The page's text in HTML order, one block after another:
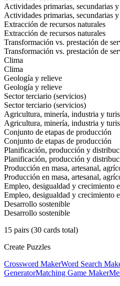
Actividades primarias, secundarias
Actividades primarias, secundarias
Extracción de recursos naturales
Extracción de recursos naturales
Transformación vs. prestación de
Transformación vs. prestación de
Clima
Clima
Geología y relieve
Geología y relieve
Sector terciario (servicios)
Sector terciario (servicios)
Agricultura, minería, industria y
Agricultura, minería, industria y
Conjunto de etapas de producción
Conjunto de etapas de producción
Planificación, producción y
Planificación, producción y
Producción en masa, artesanal,
Producción en masa, artesanal,
Empleo, desigualdad y crecimiento
Empleo, desigualdad y crecimiento
Desarrollo sostenible
Desarrollo sostenible
15 pairs (30 cards total)
Create Puzzles
Crossword MakerWord Search
GeneratorMatching Game Maker